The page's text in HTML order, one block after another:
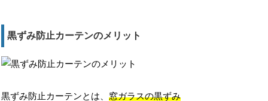
黒ずみ防止カーテンのメリット
黒ずみ防止カーテンとは、窓ガラスの黒ずみ